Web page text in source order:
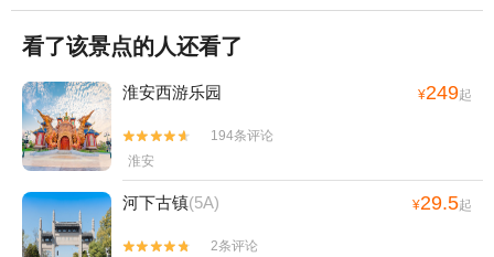
看了该景点的人还看了
淮安西游乐园 ¥249起


194条评论
淮安
河下古镇(5A) ¥29.5起


2条评论